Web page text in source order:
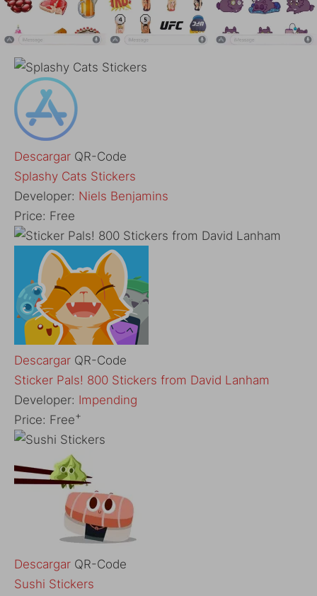
Descargar QR-Code
‎Splashy Cats Stickers
Developer: Niels Benjamins
Price: Free
Descargar QR-Code
‎Sticker Pals! 800 Stickers from David Lanham
Developer: Impending
Price: Free+
Descargar QR-Code
Sushi Stickers